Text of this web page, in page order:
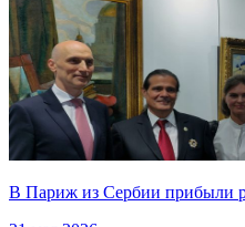
В Париж из Сербии прибыли